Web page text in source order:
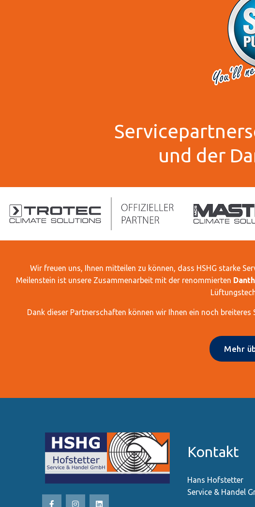
und der
Wir freuen uns, Ihnen mitteilen zu können, dass HSHG starke
Meilenstein ist unsere Zusammenarbeit mit der renommierten
Dank dieser Partnerschaften können wir Ihnen ein noch
Mehr
Kontakt
Hans Hofstetter
Service & Handel